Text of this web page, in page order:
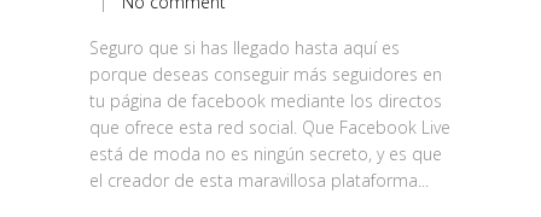
Seguro que si has llegado hasta aquí es
porque deseas conseguir más seguidores en
tu página de facebook mediante los directos
que ofrece esta red social. Que Facebook Live
está de moda no es ningún secreto, y es que
el creador de esta maravillosa plataforma...